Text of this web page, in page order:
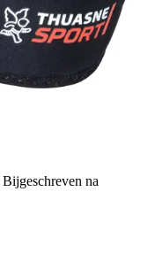
Bijgeschreven na